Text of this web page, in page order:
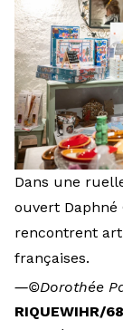
Dans une
ouvert Daphné
rencontrent
françaises.
―©Dorothée
RIQUEWIHR/68